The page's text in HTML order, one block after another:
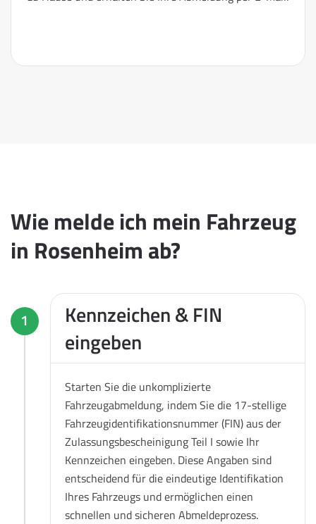
Wie melde ich mein Fahrzeug
in Rosenheim ab?
1
Kennzeichen & FIN
eingeben
Starten Sie die unkomplizierte
Fahrzeugabmeldung, indem Sie die 17-stellige
Fahrzeugidentifikationsnummer (FIN) aus der
Zulassungsbescheinigung Teil I sowie Ihr
Kennzeichen eingeben. Diese Angaben sind
entscheidend für die eindeutige Identifikation
Ihres Fahrzeugs und ermöglichen einen
schnellen und sicheren Abmeldeprozess.